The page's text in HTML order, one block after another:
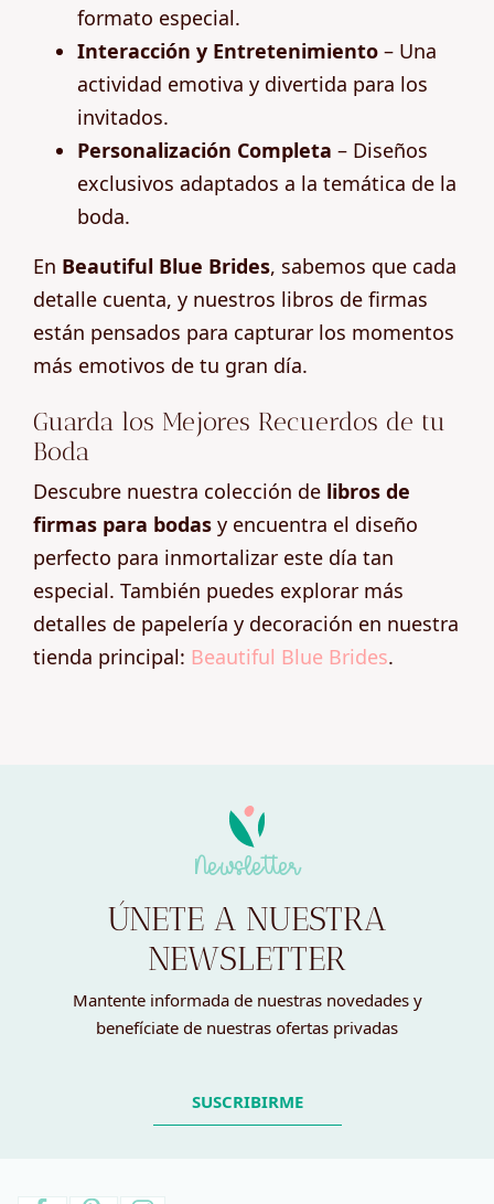
formato especial.
Interacción y Entretenimiento – Una
actividad emotiva y divertida para los
invitados.
Personalización Completa – Diseños
exclusivos adaptados a la temática de la
boda.
En Beautiful Blue Brides, sabemos que cada
detalle cuenta, y nuestros libros de firmas
están pensados para capturar los momentos
más emotivos de tu gran día.
Guarda los Mejores Recuerdos de tu
Boda
Descubre nuestra colección de libros de
firmas para bodas y encuentra el diseño
perfecto para inmortalizar este día tan
especial. También puedes explorar más
detalles de papelería y decoración en nuestra
tienda principal: Beautiful Blue Brides.
Newsletter
ÚNETE A NUESTRA
NEWSLETTER
Mantente informada de nuestras novedades y
benefíciate de nuestras ofertas privadas
SUSCRIBIRME